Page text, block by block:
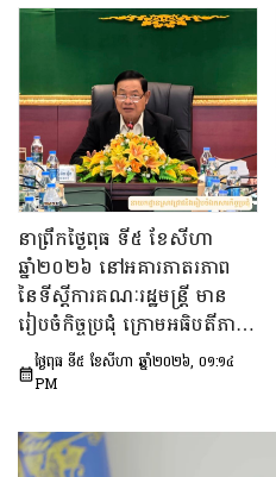
នាព្រឹកថ្ងៃពុធ ទី៥ ខែសីហា
ឆ្នាំ២០២៦ នៅអគារភាតរភាព
នៃទីស្តីការគណៈរដ្ឋមន្រ្តី មាន
រៀបចំកិច្ចប្រជុំ ក្រោមអធិបតីភាព
ឯកឧត្តម ឆឺយ រឿន រដ្ឋលេខាធិ
ការ​ទីស្តីការគណៈរដ្ឋមន្ត្រី ដើម្បី
ព្រាង​គំរូ​របាយការណ៍​សង្ខេប​ស្ដីពី​
វឌ្ឍនភាព​និងសមិទ្ធផល​សំខាន់ៗ​
ថ្ងៃពុធ ទី៥ ខែសីហា ឆ្នាំ២០២៦, ០១:១៤
PM